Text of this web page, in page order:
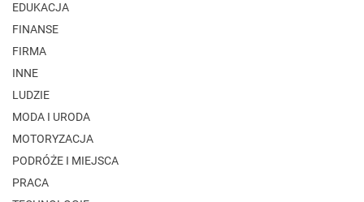
EDUKACJA
FINANSE
FIRMA
INNE
LUDZIE
MODA I URODA
MOTORYZACJA
PODRÓŻE I MIEJSCA
PRACA